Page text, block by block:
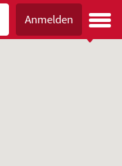
Anmelden